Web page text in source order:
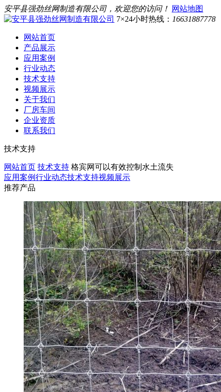
安平县强劲丝网制造有限公司，欢迎您的访问！ 网站地图
7×24小时热线： 16631887778
网站首页
产品展示
应用案例
行业动态
技术支持
视频展示
关于我们
厂房车间
企业资质
联系我们
技术支持
网站首页 技术支持 格宾网可以有效控制水土流失
应用案例行业动态技术支持视频展示
推荐产品